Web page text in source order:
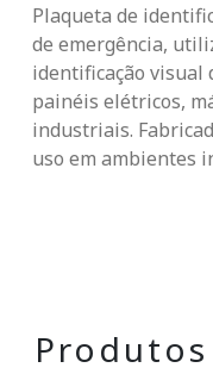
Plaqueta de
de emergência,
identificação visual
painéis elétricos,
industriais.
uso em ambientes